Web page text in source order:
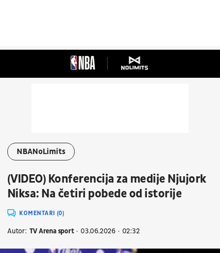
NBANoLimits
(VIDEO) Konferencija za medije Njujork
Niksa: Na četiri pobede od istorije
KOMENTARI (0)
Autor: TV Arena sport 03.06.2026 02:32